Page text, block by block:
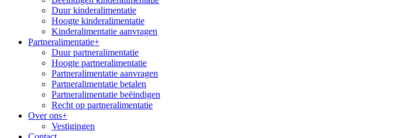
Duur kinderalimentatie
Hoogte kinderalimentatie
Kinderalimentatie aanvragen
Partneralimentatie+
Duur partneralimentatie
Hoogte partneralimentatie
Partneralimentatie aanvragen
Partneralimentatie betalen
Partneralimentatie beëindigen
Recht op partneralimentatie
Over ons+
Vestigingen